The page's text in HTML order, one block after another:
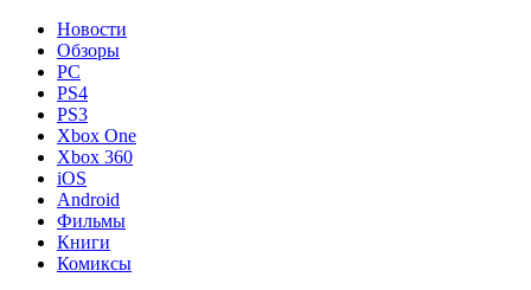
Новости
Обзоры
PC
PS4
PS3
Xbox One
Xbox 360
iOS
Android
Фильмы
Книги
Комиксы